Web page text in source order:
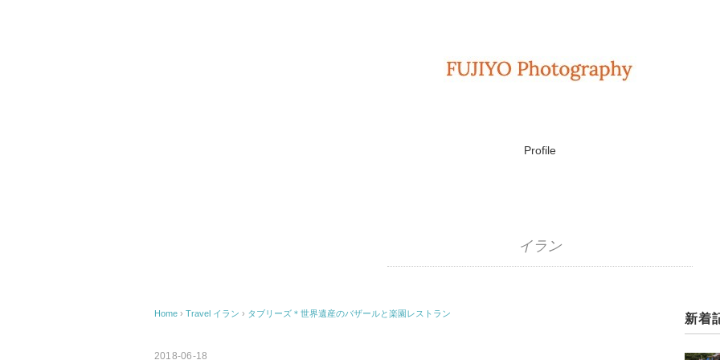
Profile
イラン
Home › Travel イラン › タブリーズ＊世界遺産のバザールと楽園レストラン
2018-06-18
新着